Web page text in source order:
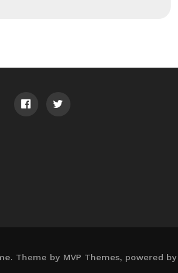
Theme by MVP Themes, powered by